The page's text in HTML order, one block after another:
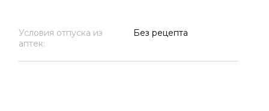
Условия отпуска из
аптек:
Без рецепта